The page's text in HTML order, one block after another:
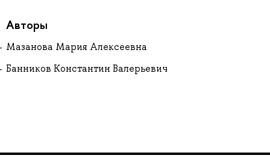
Авторы
Мазанова Мария Алексеевна
Банников Константин Валерьевич